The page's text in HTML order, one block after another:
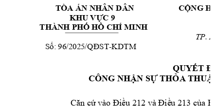
    TÒA ÁN NHÂN D
ÂN
KHU VỰC 9
THÀNH PHỐ HỒ CHÍ MINH
Số: 96/2025/QĐST-KDTM
CỘNG
TP.
QUYẾT
CÔNG NHẬN SỰ THỎA THU
Căn cứ vào Điều 212 và Điều 213 của